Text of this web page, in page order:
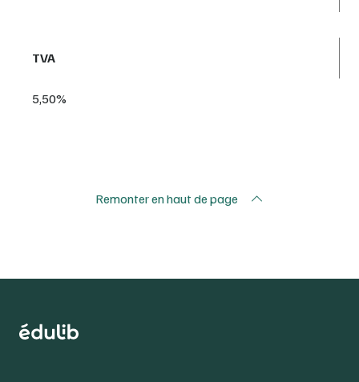
TVA
5,50%
Remonter en haut de page